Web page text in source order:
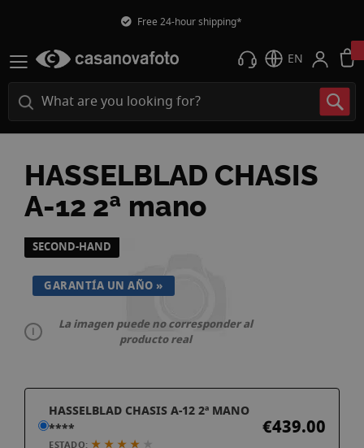
Free 24-hour shipping*
EN
HASSELBLAD CHASIS
A-12 2ª mano
Skip
to
the
end
the
SECOND-HAND
GARANTÍA UN AÑO
La imagen puede no corresponder al
producto real
Skip
the
HASSELBLAD CHASIS A-12 2ª MANO
****
ESTADO: ★ ★ ★ ★ ★
€439.00